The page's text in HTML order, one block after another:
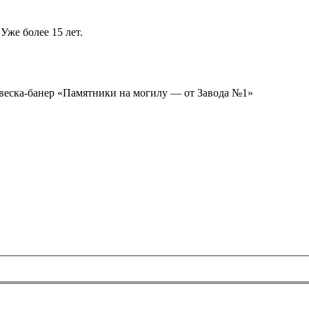
более 15 лет.
банер «Памятники на могилу — от Завода №1»